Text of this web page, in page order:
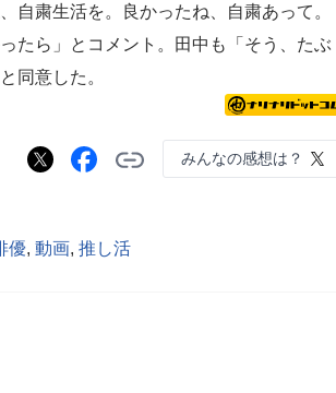
自粛生活を。良かったね、自粛あって。
たら」とコメント。田中も「そう、たぶ
同意した。
みんなの感想は？
優, 動画, 推し活